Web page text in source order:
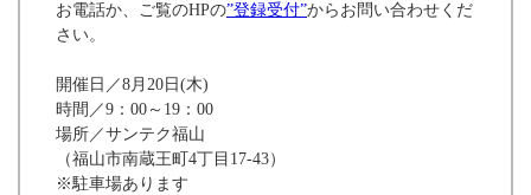
お電話か、ご覧のHPの”登録受付”からお問い合わせくだ
さい。
開催日／8月20日(木)
時間／9：00～19：00
場所／サンテク福山
（福山市南蔵王町4丁目17-43）
※駐車場あります